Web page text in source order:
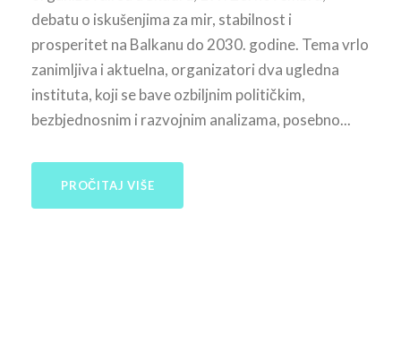
debatu o iskušenjima za mir, stabilnost i
prosperitet na Balkanu do 2030. godine. Tema vrlo
zanimljiva i aktuelna, organizatori dva ugledna
instituta, koji se bave ozbiljnim političkim,
bezbjednosnim i razvojnim analizama, posebno...
PROČITAJ VIŠE